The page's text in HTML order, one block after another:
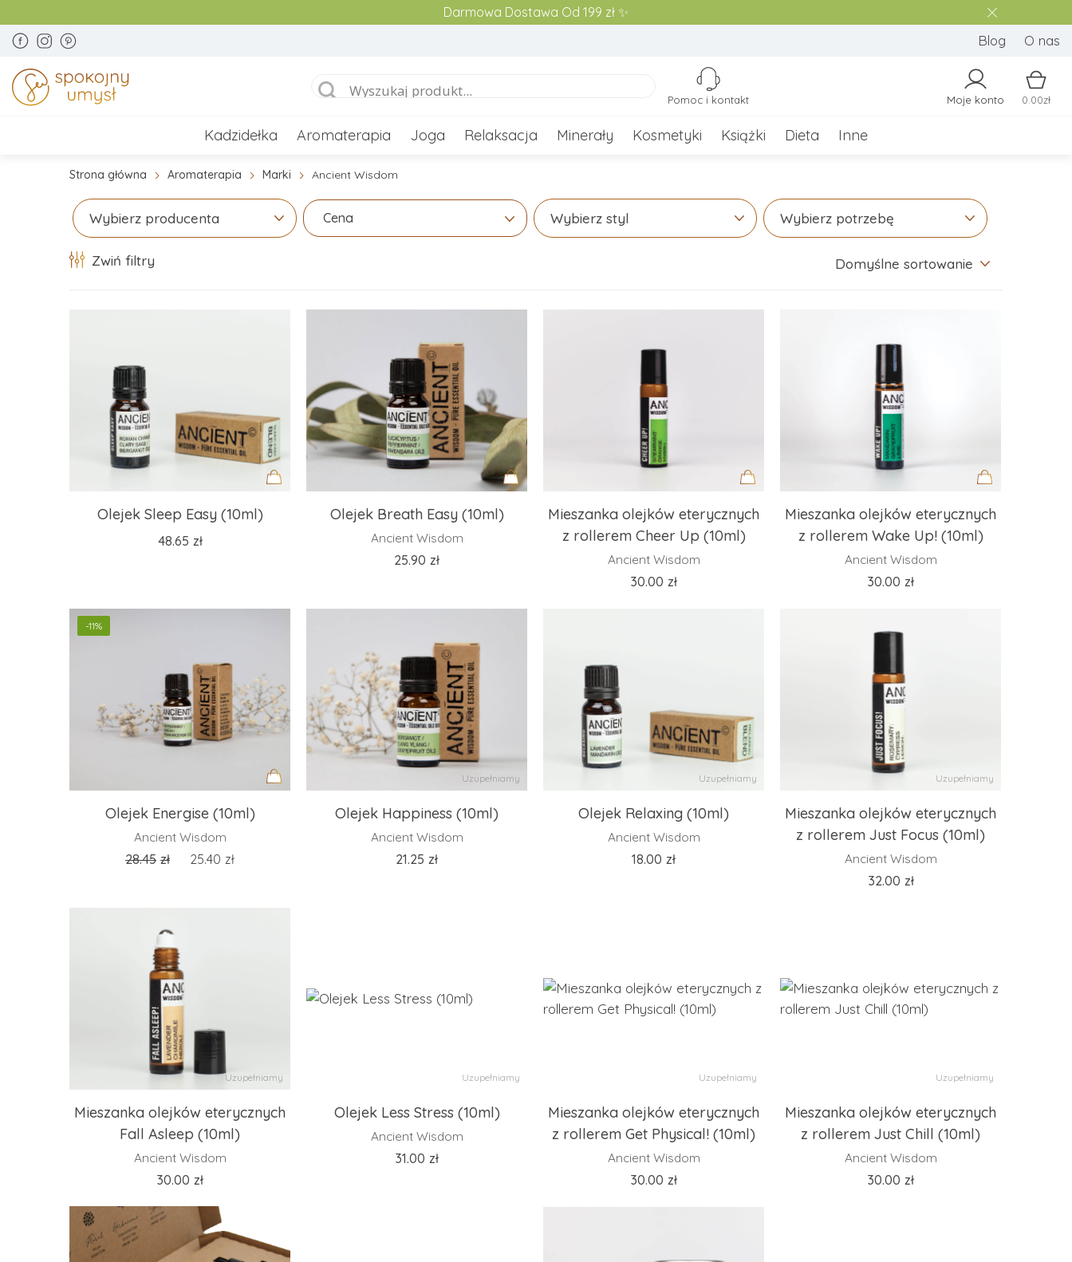
Darmowa Dostawa Od 199 zł ✨
Blog O nas
Moje konto 0.00zł
Pomoc i kontakt
Kadzidełka Aromaterapia Joga Relaksacja Minerały Kosmetyki Książki Dieta Inne
Strona główna Aromaterapia Marki Ancient Wisdom
Wybierz producenta Cena Wybierz styl Wybierz potrzebę
Zwiń filtry Domyślne sortowanie
Olejek Sleep Easy (10ml)
48.65 zł
Olejek Breath Easy (10ml)
Ancient Wisdom
25.90 zł
do
koszyka
Mieszanka olejków eterycznych
z rollerem Cheer Up (10ml)
Ancient Wisdom
30.00 zł
do
koszyka
Mieszanka olejków eterycznych
z rollerem Wake Up! (10ml)
Ancient Wisdom
30.00 zł
-11%
Olejek Energise (10ml)
Ancient Wisdom
28.45 zł 25.40 zł
Uzupełniamy
Olejek Happiness (10ml)
Ancient Wisdom
21.25 zł
Uzupełniamy
Olejek Relaxing (10ml)
Ancient Wisdom
18.00 zł
Uzupełniamy
Mieszanka olejków eterycznych
z rollerem Just Focus (10ml)
Ancient Wisdom
32.00 zł
Uzupełniamy
Mieszanka olejków eterycznych
Fall Asleep (10ml)
Ancient Wisdom
30.00 zł
Uzupełniamy
Olejek Less Stress (10ml)
Ancient Wisdom
31.00 zł
Uzupełniamy
Mieszanka olejków eterycznych
z rollerem Get Physical! (10ml)
Ancient Wisdom
30.00 zł
Uzupełniamy
Mieszanka olejków eterycznych
z rollerem Just Chill (10ml)
Ancient Wisdom
30.00 zł